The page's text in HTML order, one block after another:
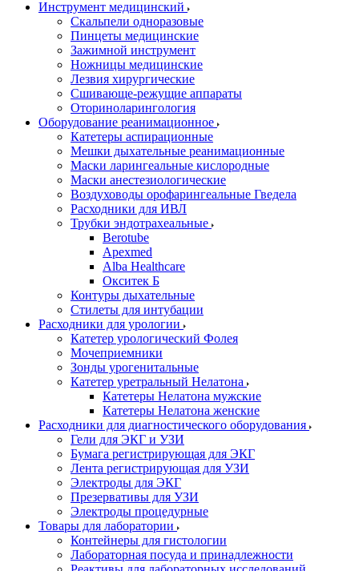
Инструмент медицинский
Скальпели одноразовые
Пинцеты медицинские
Зажимной инструмент
Ножницы медицинские
Лезвия хирургические
Сшивающе-режущие аппараты
Оториноларингология
Оборудование реанимационное
Катетеры аспирационные
Мешки дыхательные реанимационные
Маски ларингеальные кислородные
Маски анестезиологические
Воздуховоды орофарингеальные Гведела
Расходники для ИВЛ
Трубки эндотрахеальные
Berotube
Apexmed
Alba Healthcare
Окситек Б
Контуры дыхательные
Стилеты для интубации
Расходники для урологии
Катетер урологический Фолея
Мочеприемники
Зонды урогенитальные
Катетер уретральный Нелатона
Катетеры Нелатона мужские
Катетеры Нелатона женские
Расходники для диагностического оборудования
Гели для ЭКГ и УЗИ
Бумага регистрирующая для ЭКГ
Лента регистрирующая для УЗИ
Электроды для ЭКГ
Презервативы для УЗИ
Электроды процедурные
Товары для лаборатории
Контейнеры для гистологии
Лабораторная посуда и принадлежности